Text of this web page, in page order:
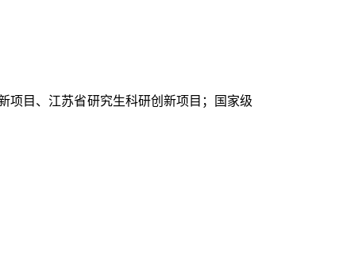
项目、江苏省研究生科研创新项目；国家级